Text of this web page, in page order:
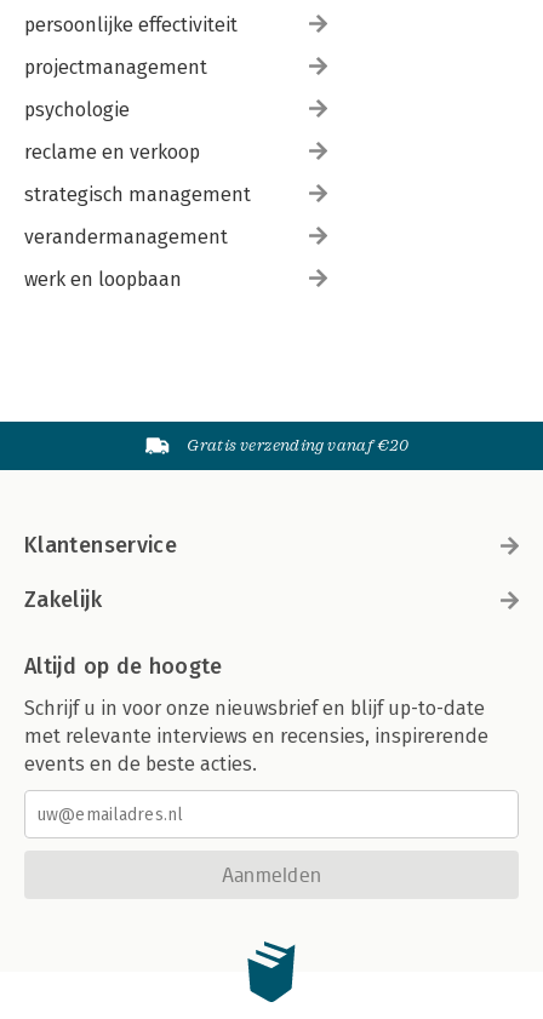
persoonlijke effectiviteit
projectmanagement
psychologie
reclame en verkoop
strategisch management
verandermanagement
werk en loopbaan
Gratis verzending vanaf €20
Klantenservice
Zakelijk
Altijd op de hoogte
Schrijf u in voor onze nieuwsbrief en blijf up-to-date
met relevante interviews en recensies, inspirerende
events en de beste acties.
Aanmelden